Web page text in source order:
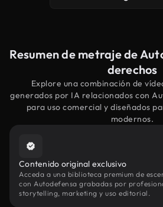
Resumen de metraje de
derechos
Explore una combinación de
generados por IA relacionados con
para uso comercial y diseñados
modernos.
Contenido original exclusivo
Acceda a una biblioteca premium de
con Autodefensa grabadas por
storytelling, marketing y uso editorial.